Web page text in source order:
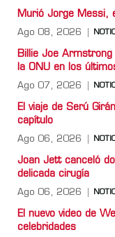
Murió Jorge Messi,
Ago 08, 2026
Billie Joe Armstrong
la ONU en los
Ago 07, 2026
El viaje de Serú
capítulo
Ago 06, 2026
Joan Jett canceló
delicada cirugía
Ago 06, 2026
El nuevo video de
celebridades